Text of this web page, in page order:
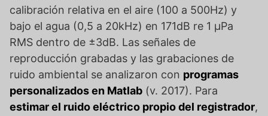
calibración relativa en el aire (100 a 500Hz) y
bajo el agua (0,5 a 20kHz) en 171dB re 1 μPa
RMS dentro de ±3dB. Las señales de
reproducción grabadas y las grabaciones de
ruido ambiental se analizaron con programas
personalizados en Matlab (v. 2017). Para
estimar el ruido eléctrico propio del registrador,